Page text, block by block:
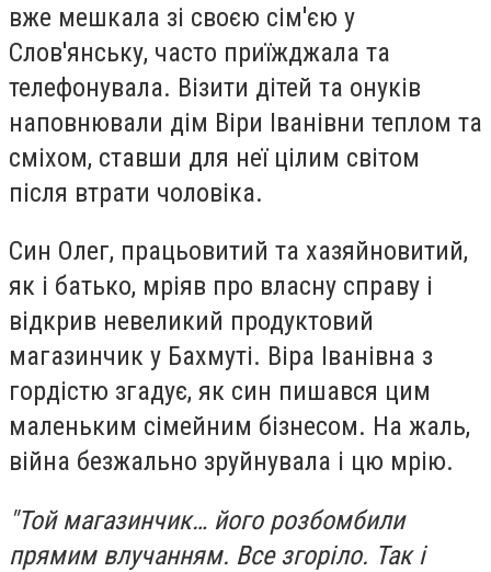
вже мешкала зі своєю сім'єю у
Слов'янську, часто приїжджала та
телефонувала. Візити дітей та онуків
наповнювали дім Віри Іванівни теплом та
сміхом, ставши для неї цілим світом
після втрати чоловіка.
Син Олег, працьовитий та хазяйновитий,
як і батько, мріяв про власну справу і
відкрив невеликий продуктовий
магазинчик у Бахмуті. Віра Іванівна з
гордістю згадує, як син пишався цим
маленьким сімейним бізнесом. На жаль,
війна безжально зруйнувала і цю мрію.
"Той магазинчик… його розбомбили
прямим влучанням. Все згоріло. Так і